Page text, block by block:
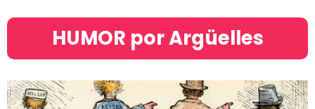
HUMOR por Argüelles​